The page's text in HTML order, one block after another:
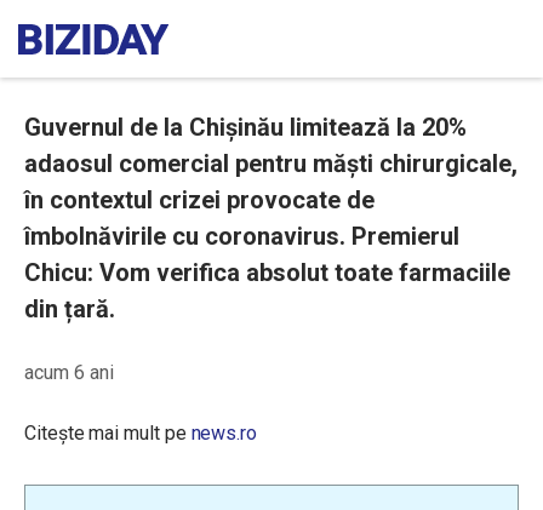
Guvernul de la Chișinău limitează la 20%
adaosul comercial pentru măști chirurgicale,
în contextul crizei provocate de
îmbolnăvirile cu coronavirus. Premierul
Chicu: Vom verifica absolut toate farmaciile
din țară.
acum 6 ani
Citește mai mult pe news.ro